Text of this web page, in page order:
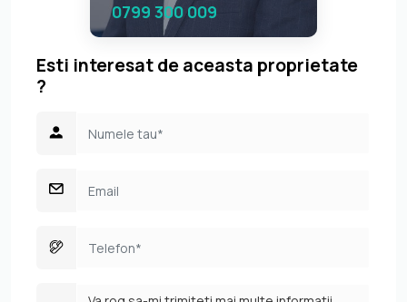
0799 300 009
Esti interesat de aceasta proprietate
?